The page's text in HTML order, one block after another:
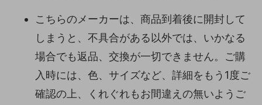
こちらのメーカーは、商品到着後に開封して
しまうと、不具合がある以外では、いかなる
場合でも返品、交換が一切できません。ご購
入時には、色、サイズなど、詳細をもう1度ご
確認の上、くれぐれもお間違えの無いようご